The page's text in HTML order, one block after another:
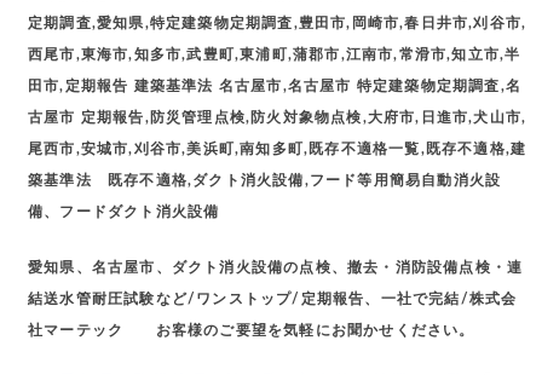
定期調査,愛知県,特定建築物定期調査,豊田市,岡崎市,春日井市,刈谷市,
西尾市,東海市,知多市,武豊町,東浦町,蒲郡市,江南市,常滑市,知立市,半
田市,定期報告 建築基準法 名古屋市,名古屋市 特定建築物定期調査,名
古屋市 定期報告,防災管理点検,防火対象物点検,大府市,日進市,犬山市,
尾西市,安城市,刈谷市,美浜町,南知多町,既存不適格一覧,既存不適格,建
築基準法 既存不適格,ダクト消火設備,フード等用簡易自動消火設
備、フードダクト消火設備
愛知県、名古屋市、ダクト消火設備の点検、撤去・消防設備点検・連
結送水管耐圧試験など/ワンストップ/定期報告、一社で完結/株式会
社マーテック お客様のご要望を気軽にお聞かせください。